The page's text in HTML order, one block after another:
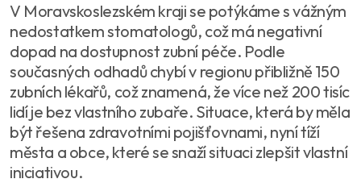
V Moravskoslezském kraji se potýkáme s vážným
nedostatkem stomatologů, což má negativní
dopad na dostupnost zubní péče. Podle
současných odhadů chybí v regionu přibližně 150
zubních lékařů, což znamená, že více než 200 tisíc
lidí je bez vlastního zubaře. Situace, která by měla
být řešena zdravotními pojišťovnami, nyní tíží
města a obce, které se snaží situaci zlepšit vlastní
iniciativou.